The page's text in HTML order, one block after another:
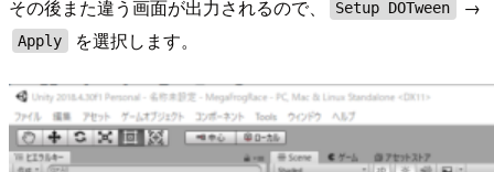
その後また違う画面が出力されるので、 Setup DOTween →
Apply を選択します。